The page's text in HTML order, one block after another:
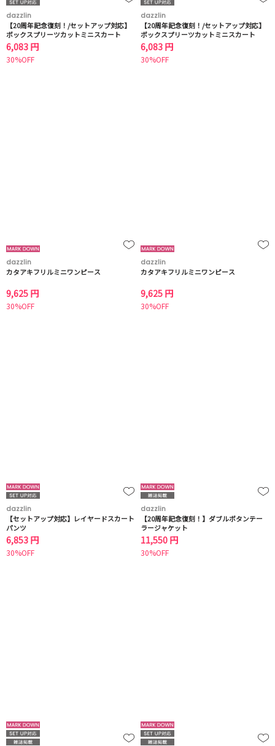
dazzlin
【20周年記念復刻！/セットアップ対応】
ボックスプリーツカットミニスカート
6,083 円
30%OFF
dazzlin
【20周年記念復刻！/セットアップ対応】
ボックスプリーツカットミニスカート
6,083 円
30%OFF
dazzlin
カタアキフリルミニワンピース
9,625 円
30%OFF
dazzlin
カタアキフリルミニワンピース
9,625 円
30%OFF
dazzlin
【セットアップ対応】レイヤードスカート
パンツ
6,853 円
30%OFF
dazzlin
【20周年記念復刻！】ダブルボタンテー
ラージャケット
11,550 円
30%OFF